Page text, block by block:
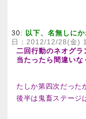
30: 以下、名無しに
日：2012/12/28(金)
二回行動のネオグラ
当たったら間違い
たしか第四次だった
後半は鬼畜ステージ